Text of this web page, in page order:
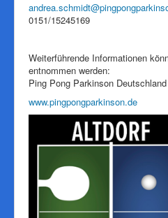
0151/15245169
Weiterführende Informationen
entnommen werden:
Ping Pong Parkinson
www.pingpongparkinson.de